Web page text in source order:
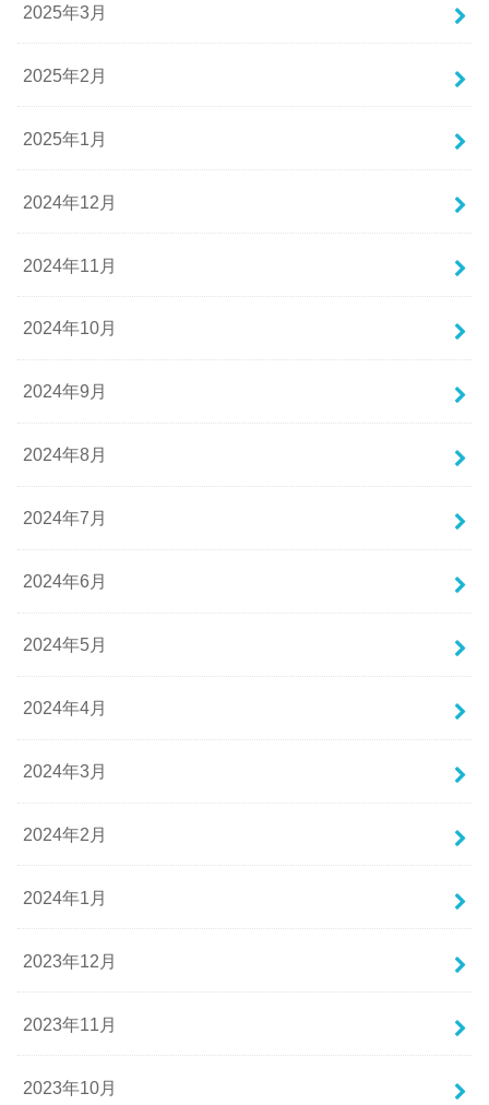
2025年3月
2025年2月
2025年1月
2024年12月
2024年11月
2024年10月
2024年9月
2024年8月
2024年7月
2024年6月
2024年5月
2024年4月
2024年3月
2024年2月
2024年1月
2023年12月
2023年11月
2023年10月